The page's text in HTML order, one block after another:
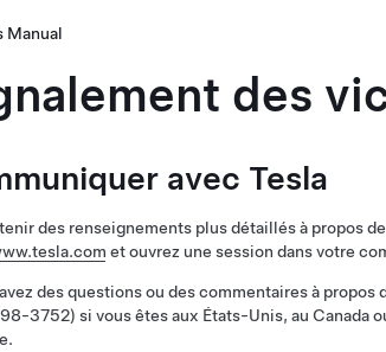
Manual
des
avec Tesla
des renseignements plus détaillés à propos
et ouvrez une session dans votre
des questions ou des commentaires à propos
3752) si vous êtes aux États-Unis, au Canada